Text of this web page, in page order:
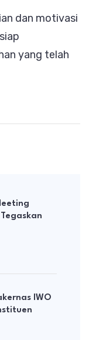
dan motivasi
yang telah
IWO